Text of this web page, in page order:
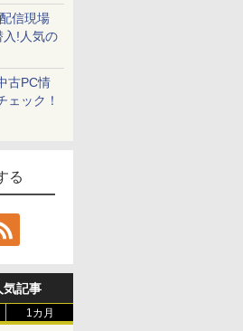
信現場
入!人気の
古PC情
ェック！
る
記事
1カ月